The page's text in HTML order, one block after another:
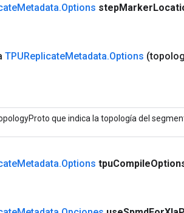
Metadata.Options stepMarker
TPUReplicateMetadata.Options
que indica la topología del
Metadata.Options tpuCompile